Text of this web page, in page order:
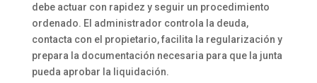
debe actuar con rapidez y seguir un procedimiento
ordenado. El administrador controla la deuda,
contacta con el propietario, facilita la regularización y
prepara la documentación necesaria para que la junta
pueda aprobar la liquidación.